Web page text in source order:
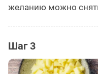
желанию можно
Шаг 3